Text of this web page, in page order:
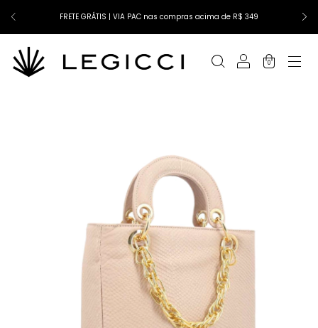
FRETE GRÁTIS | VIA PAC nas compras acima de R$ 349
0